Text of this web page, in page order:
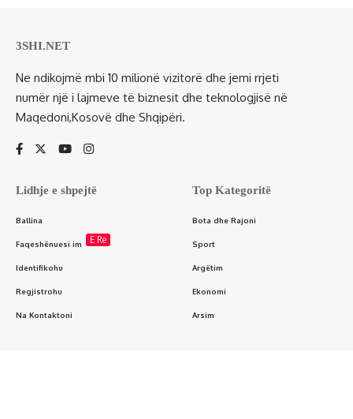
3SHI.NET
Ne ndikojmë mbi 10 milionë vizitorë dhe jemi rrjeti
numër një i lajmeve të biznesit dhe teknologjisë në
Maqedoni,Kosovë dhe Shqipëri.
Lidhje e shpejtë
Ballina
Faqeshënuesi im E Re
Identifikohu
Regjistrohu
Na Kontaktoni
Top Kategoritë
Bota dhe Rajoni
Sport
Argëtim
Ekonomi
Arsim